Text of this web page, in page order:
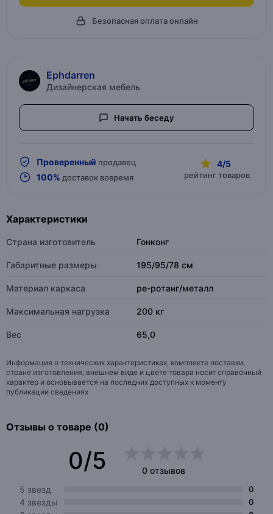
Безопасная оплата онлайн
Ephdarren
Дизайнерская мебель
Начать беседу
Проверенный продавец
100% доставок вовремя
4/5
рейтинг товаров
Характеристики
Страна изготовитель Гонконг
Габаритные размеры 195/95/78 см
Материал каркаса pe-ротанг/металл
Максимальная нагрузка 200 кг
Вес 65,0
Информация о технических характеристиках, комплекте поставки,
стране изготовления, внешнем виде и цвете товара носит справочный
характер и основывается на последних доступных к моменту
публикации сведениях
Отзывы о товаре (0)
0/5
0 отзывов
5 звезд
0
4 звезды 0